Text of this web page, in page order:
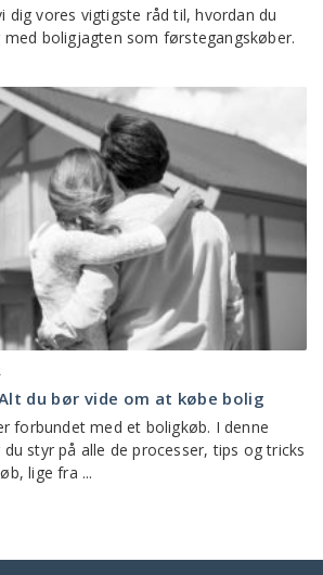
dig vores vigtigste råd til, hvordan du
boligjagten som førstegangskøber.
du bør vide om at købe bolig
forbundet med et boligkøb. I denne
styr på alle de processer, tips og tricks
lige fra ...